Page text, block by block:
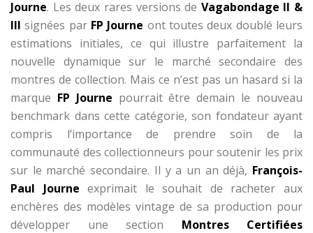
Journe. Les deux rares versions de Vagabondage II &
III signées par FP Journe ont toutes deux doublé leurs
estimations initiales, ce qui illustre parfaitement la
nouvelle dynamique sur le marché secondaire des
montres de collection. Mais ce n’est pas un hasard si la
marque FP Journe pourrait être demain le nouveau
benchmark dans cette catégorie, son fondateur ayant
compris l’importance de prendre soin de la
communauté des collectionneurs pour soutenir les prix
sur le marché secondaire. Il y a un an déjà, François-
Paul Journe exprimait le souhait de racheter aux
enchères des modèles vintage de sa production pour
développer une section Montres Certifiées